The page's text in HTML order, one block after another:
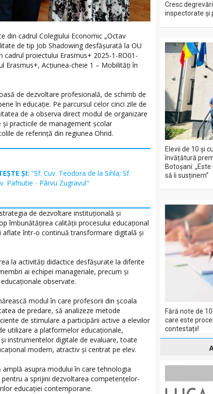
din cadrul Colegiului Economic „Octav
de tip Job Shadowing desfășurată la OU
proiectului Erasmus+ 2025-1-RO01-
Erasmus+, Acțiunea-cheie 1 – Mobilități în
de dezvoltare profesională, de schimb de
în educație. Pe parcursul celor cinci zile de
de a observa direct modul de organizare
practicile de management școlar
de referință din regiunea Ohrid.
ȘI: "Sf. Cuv. Teodora de la Sihla; Sf.
Pafnutie - Pârvu Zugravul"
de dezvoltare instituțională și
îmbunătățirea calității procesului educațional
într-o continuă transformare digitală și
la activități didactice desfășurate la diferite
ai echipei manageriale, precum și
observate.
modul în care profesorii din școala
de predare, să analizeze metode
de stimulare a participării active a elevilor
utilizare a platformelor educaționale,
instrumentelor digitale de evaluare, toate
modern, atractiv și centrat pe elev.
asupra modului în care tehnologia
a sprijini dezvoltarea competențelor-
educației contemporane.
Cresc
inspectorate și
Elevii de 10 și
învățătură
Botoșani:
să îi susținem”
Fără note de
care este
contestații!